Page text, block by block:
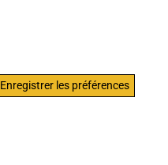
Enregistrer les préférences